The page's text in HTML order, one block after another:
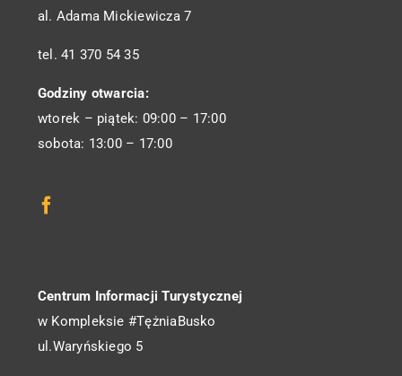
al. Adama Mickiewicza 7
tel. 41 370 54 35
Godziny otwarcia:
wtorek – piątek: 09:00 – 17:00
sobota: 13:00 – 17:00
Centrum Informacji Turystycznej
w Kompleksie #TężniaBusko
ul.Waryńskiego 5